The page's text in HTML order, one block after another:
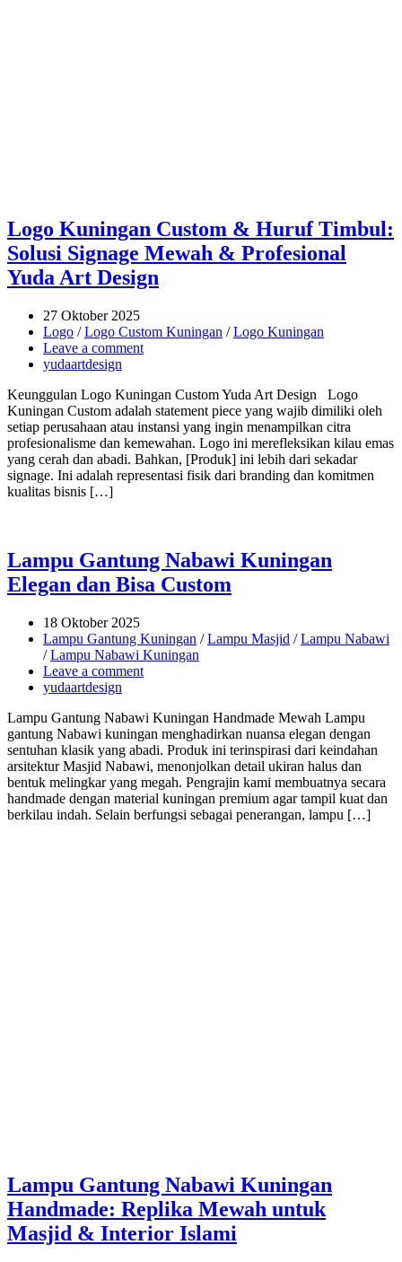
Logo Kuningan Custom & Huruf Timbul:
Solusi Signage Mewah & Profesional
Yuda Art Design
27 Oktober 2025
Logo /Logo Custom Kuningan /Logo Kuningan
Leave a comment
yudaartdesign
Keunggulan Logo Kuningan Custom Yuda Art Design Logo
Kuningan Custom adalah statement piece yang wajib dimiliki oleh
setiap perusahaan atau instansi yang ingin menampilkan citra
profesionalisme dan kemewahan. Logo ini merefleksikan kilau emas
yang cerah dan abadi. Bahkan, [Produk] ini lebih dari sekadar
signage. Ini adalah representasi fisik dari branding dan komitmen
kualitas bisnis […]
Lampu Gantung Nabawi Kuningan
Elegan dan Bisa Custom
18 Oktober 2025
Lampu Gantung Kuningan /Lampu Masjid /Lampu Nabawi
/Lampu Nabawi Kuningan
Leave a comment
yudaartdesign
Lampu Gantung Nabawi Kuningan Handmade Mewah Lampu
gantung Nabawi kuningan menghadirkan nuansa elegan dengan
sentuhan klasik yang abadi. Produk ini terinspirasi dari keindahan
arsitektur Masjid Nabawi, menonjolkan detail ukiran halus dan
bentuk melingkar yang megah. Pengrajin kami membuatnya secara
handmade dengan material kuningan premium agar tampil kuat dan
berkilau indah. Selain berfungsi sebagai penerangan, lampu […]
Lampu Gantung Nabawi Kuningan
Handmade: Replika Mewah untuk
Masjid & Interior Islami